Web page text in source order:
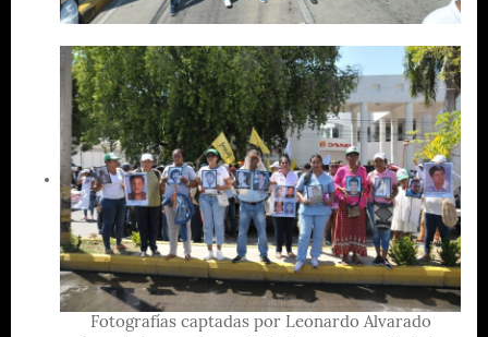
Fotografías captadas por Leonardo Alvarado